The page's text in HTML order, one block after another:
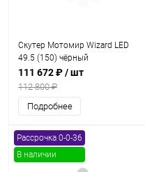
Скутер Мотомир Wizard LED
49.5 (150) чёрный
111 672 ₽/ шт
112 800 ₽
Подробнее
Рассрочка 0-0-36
В наличии